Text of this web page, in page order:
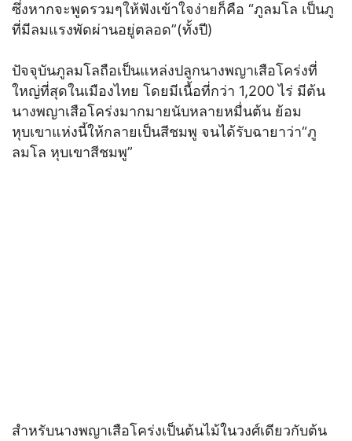
ซึ่งหากจะพูดรวมๆให้ฟังเข้าใจง่ายก็คือ “ภูลมโล เป็นภู
ที่มีลมแรงพัดผ่านอยู่ตลอด”(ทั้งปี)
ปัจจุบันภูลมโลถือเป็นแหล่งปลูกนางพญาเสือโคร่งที่
ใหญ่ที่สุดในเมืองไทย โดยมีเนื้อที่กว่า 1,200 ไร่ มีต้น
นางพญาเสือโคร่งมากมายนับหลายหมื่นต้น ย้อม
หุบเขาแห่งนี้ให้กลายเป็นสีชมพู จนได้รับฉายาว่า“ภู
ลมโล หุบเขาสีชมพู”
สำหรับนางพญาเสือโคร่งเป็นต้นไม้ในวงศ์เดียวกับต้น